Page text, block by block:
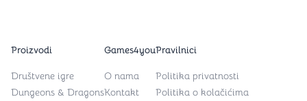
Proizvodi
Društvene igre
Dungeons & Dragons
Games4you
O nama
Kontakt
Pravilnici
Politika privatnosti
Politika o kolačićima